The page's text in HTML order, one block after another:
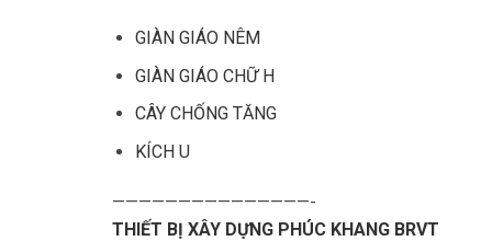
GIÀN GIÁO NÊM
GIÀN GIÁO CHỮ H
CÂY CHỐNG TĂNG
KÍCH U
———————————————-
THIẾT BỊ XÂY DỰNG PHÚC KHANG BRVT